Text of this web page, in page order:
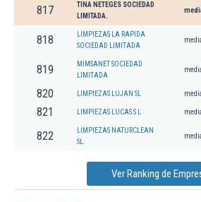
817
TINA NETEGES SOCIEDAD
LIMITADA.
818
LIMPIEZAS LA RAPIDA
SOCIEDAD LIMITADA
819
MIMSANET SOCIEDAD
LIMITADA.
820 LIMPIEZAS LUJAN SL
821 LIMPIEZAS LUCAS S L
822
LIMPIEZAS NATURCLEAN
SL.
Ver Ranking de